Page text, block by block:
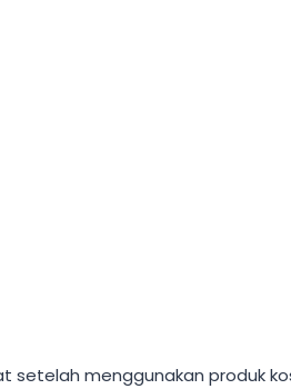
menggunakan produk